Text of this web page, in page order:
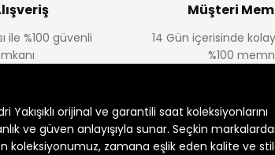
ile %100 güvenli
Müşteri
14 Gün içerisinde
%100
Yakışıklı orijinal ve garantili saat koleksiyonlarını
ve güven anlayışıyla sunar. Seçkin
koleksiyonumuz, zamana eşlik eden kalite ve